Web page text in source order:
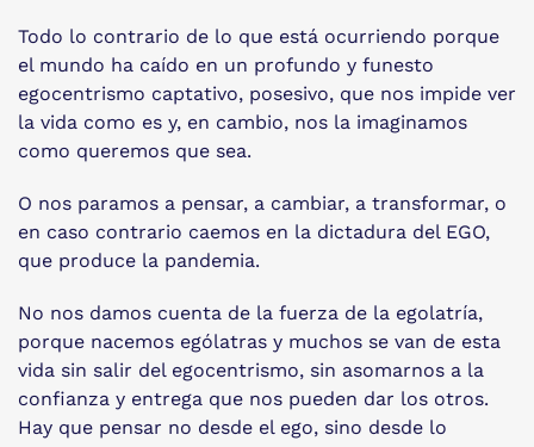
Todo lo contrario de lo que está ocurriendo porque
el mundo ha caído en un profundo y funesto
egocentrismo captativo, posesivo, que nos impide ver
la vida como es y, en cambio, nos la imaginamos
como queremos que sea.
O nos paramos a pensar, a cambiar, a transformar, o
en caso contrario caemos en la dictadura del EGO,
que produce la pandemia.
No nos damos cuenta de la fuerza de la egolatría,
porque nacemos ególatras y muchos se van de esta
vida sin salir del egocentrismo, sin asomarnos a la
confianza y entrega que nos pueden dar los otros.
Hay que pensar no desde el ego, sino desde lo